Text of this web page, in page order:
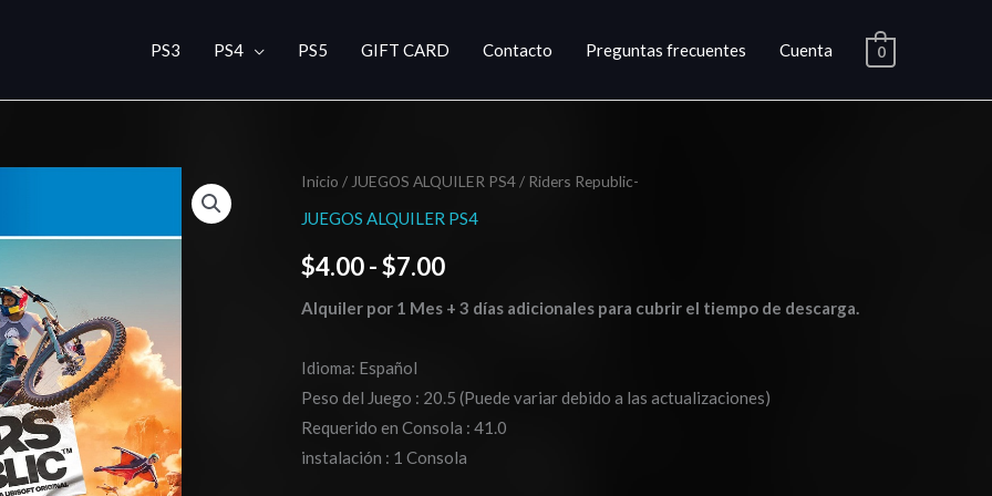
PS3 PS4 PS5 GIFT CARD Contacto Preguntas frecuentes Cuenta 0
Inicio / JUEGOS ALQUILER PS4/ Riders Republic-
JUEGOS ALQUILER PS4
$4.00-$7.00
Rango
de
precios:
hasta
$7.00
Alquiler por 1 Mes + 3 días adicionales para cubrir el tiempo de descarga.
Idioma: Español
Peso del Juego : 20.5 (Puede variar debido a las actualizaciones)
Requerido en Consola : 41.0
instalación : 1 Consola
Riders
Republic-